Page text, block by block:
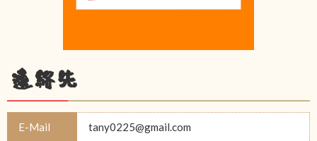
連絡先
E-Mail tany0225@gmail.com